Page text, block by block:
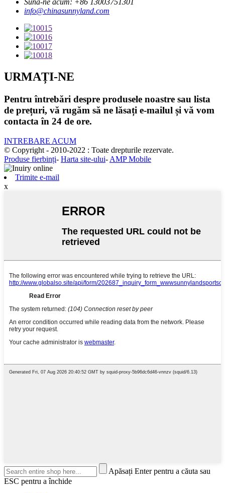
Sună-ne acum: +86 13003751301
info@chinasunnyland.com
URMAȚI-NE
Pentru întrebări despre produsele noastre sau lista
de prețuri, vă rugăm să ne lăsați e-mailul și vă vom
contacta în 24 de ore.
INTREBARE ACUM
© Copyright - 2010-2022 : Toate drepturile rezervate.
Produse fierbinți- Harta site-ului- AMP Mobile
Trimite e-mail
x
Apăsați Enter pentru a căuta sau
ESC pentru a închide